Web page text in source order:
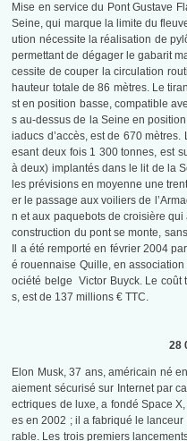
Mise en service du Pont Gustave
Seine, qui marque la limite du
ution nécessite la réalisation de
permettant de dégager le gabarit
cessite de couper la circulation
hauteur totale de 86 mètres. Le
st en position basse, compatible
s au-dessus de la Seine en
iaducs d’accès, est de 670
esant deux fois 1 300 tonnes, est
à deux) implantés dans le lit de la
les prévisions en moyenne une
er le passage aux voiliers de
n et aux paquebots de croisière
construction du pont se monte,
Il a été remporté en février 2004
é rouennaise Quille, en
ociété belge Victor Buyck. Le coût
s, est de 137 millions € TTC.
28
Elon Musk, 37 ans, américain né
aiement sécurisé sur Internet par
ectriques de luxe, a fondé Space
es en 2002 ; il a fabriqué le
rable. Les trois premiers